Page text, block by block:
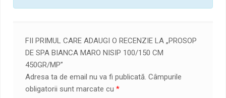
FII PRIMUL CARE ADAUGI O RECENZIE LA „PROSOP
DE SPA BIANCA MARO NISIP 100/150 CM
450GR/MP”
Adresa ta de email nu va fi publicată. Câmpurile
obligatorii sunt marcate cu*